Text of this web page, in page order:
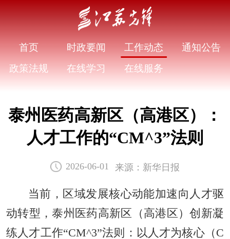
首页 时政要闻 工作动态
通知公告
政策法规
在线学习 在线服务
泰州医药高新区（高港区）：
人才工作的“CM^3”法则
2026-06-01 来源：新华日报
当前，区域发展核心动能加速向人才驱
动转型，泰州医药高新区（高港区）创新凝
练人才工作“CM^3”法则：以人才为核心（C